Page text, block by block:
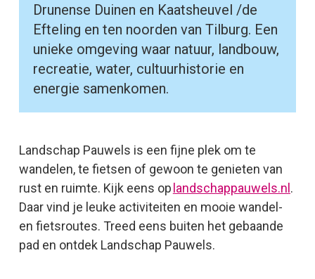
Drunense Duinen en Kaatsheuvel /de
Efteling en ten noorden van Tilburg. Een
unieke omgeving waar natuur, landbouw,
recreatie, water, cultuurhistorie en
energie samenkomen.
Landschap Pauwels is een fijne plek om te
wandelen, te fietsen of gewoon te genieten van
rust en ruimte. Kijk eens op landschappauwels.nl .
Daar vind je leuke activiteiten en mooie wandel-
en fietsroutes. Treed eens buiten het gebaande
pad en ontdek Landschap Pauwels.